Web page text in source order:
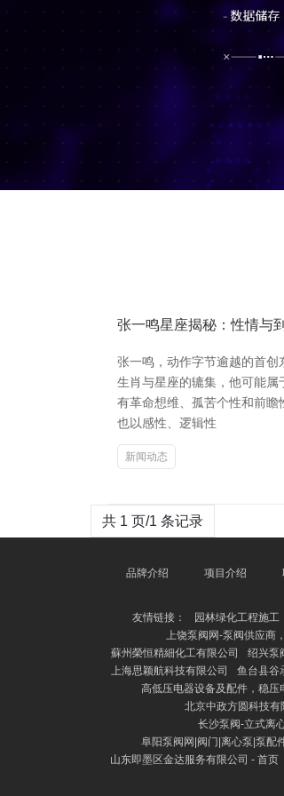
张一鸣星座揭秘：性情与
张一鸣，动作字节逾越的首
生肖与星座的辘集，他可能
有革命想维、孤苦个性和前瞻
也以感性、逻辑性
新闻动态
共 1 页/1 条记录
品牌介绍 项目介绍
友情链接： 园林绿化工程施工
上饶泵阀网-泵阀供应商
蘇州榮恒精細化工有限公司
绍兴泵
上海思颖航科技有限公司
鱼台县谷
高低压电器设备及配件，稳
北京中政方圆科技有
长沙泵阀-立式离
阜阳泵阀网|阀门|离心泵|泵配
山东即墨区金达服务有限公司 - 首页